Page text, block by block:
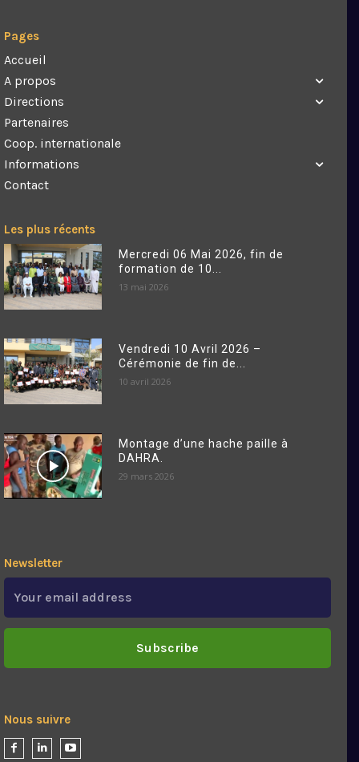
Pages
Accueil
A propos
Directions
Partenaires
Coop. internationale
Informations
Contact
Les plus récents
Mercredi 06 Mai 2026, fin de
formation de 10...
13 mai 2026
Vendredi 10 Avril 2026 –
Cérémonie de fin de...
10 avril 2026
Montage d’une hache paille à
DAHRA.
29 mars 2026
Newsletter
Subscribe
Nous suivre